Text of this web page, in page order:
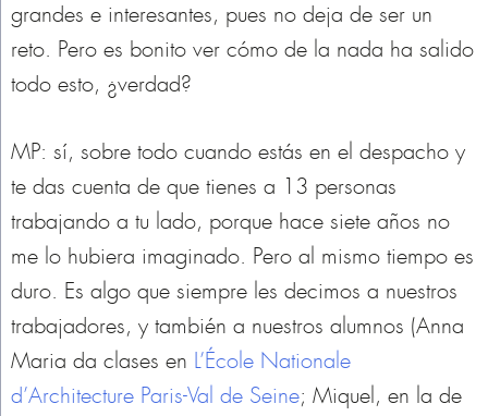
grandes e interesantes, pues no deja de ser un
reto. Pero es bonito ver cómo de la nada ha salido
todo esto, ¿verdad?
MP: sí, sobre todo cuando estás en el despacho y
te das cuenta de que tienes a 13 personas
trabajando a tu lado, porque hace siete años no
me lo hubiera imaginado. Pero al mismo tiempo es
duro. Es algo que siempre les decimos a nuestros
trabajadores, y también a nuestros alumnos (Anna
Maria da clases en L’École Nationale
d’Architecture Paris-Val de Seine; Miquel, en la de